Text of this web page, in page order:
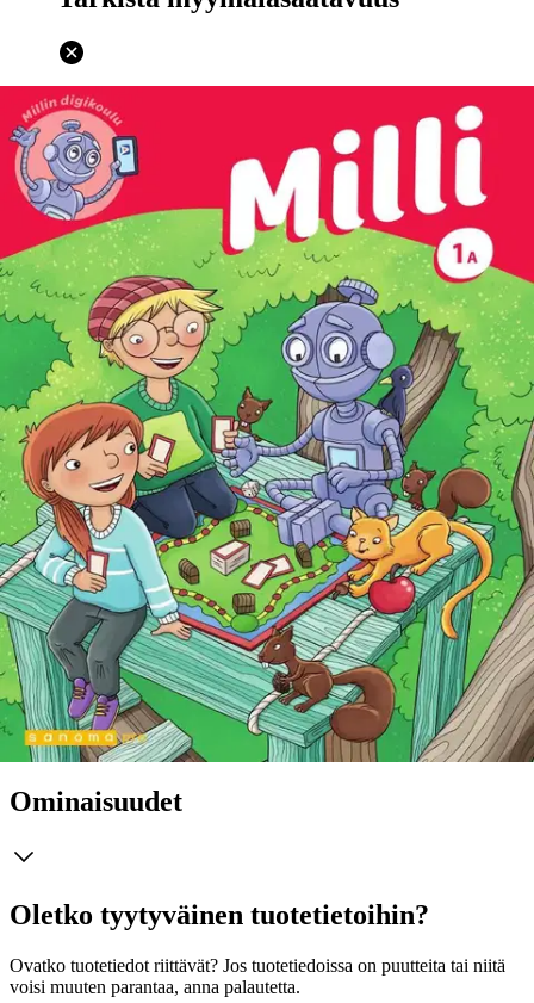
Ei saatavilla
Tuotekuvaus
Milli on OPS 2016 mukainen alakoulun matematiikan oppikirja,
joka innostaa oppilasta monipuolisilla tehtävillään ja kuvituksellaan.
Oppilaan kirjan A-osa on tarkoitettu syyslukukaudelle. Kirjan jaksot
alkavat aloitusaukeaman kuvalla, jonka tavoitteena on johdatella
jakson aiheeseen. Jokainen oppituntikokonaisuus rakentuu kahdesta
aukeamasta. Ensimmäisellä aukeamalla on havainnollinen
opetusruutu sekä ydinasiaa harjoittavia tehtäviä.Aluksi asiaa
harjoitellaan kuvatuetusti ja edetään pikkuhiljaa abstraktimpaan
suuntaan. Toisen aukeaman alussa oppilasta odottaa Kiva-tehtävä,
joka motivoi pääsemään harjoittelussa eteenpäin. Millissä toisella
oppituntiaukeamalla ei ole lisätehtäviä, vaan lisää monipuolisia
harjoituksia. Mukana on aina myös ongelmanratkaisua, joka kehittää
oppilaan ajatteluntaitoja. Luvun lopussa ennen kotitehtäviä on
Millimittari-tehtävä, joka toimii jatkuvan arvioinnin työkaluna, ja
jonka avulla voidaan harjoitella myös itse- ja vertaisarviointia. Kirjan
jokaisen jakson lopussa on Katsastus, joka sisältää testin ja kertaavia
tehtäviä, sekä Projektit-aukeama, josta löytyy esimerkiksi pari- tai
ryhmätyöksi soveltuvia projektitehtäviä. Oppikirjasta avautuu Arttu-
sovelluksen avulla Millin digikoulu.
Näytä lisää tuotekuvausta
Ominaisuudet
Oletko tyytyväinen tuotetietoihin?
Ovatko tuotetiedot riittävät? Jos tuotetiedoissa on puutteita tai niitä
voisi muuten parantaa, anna palautetta.